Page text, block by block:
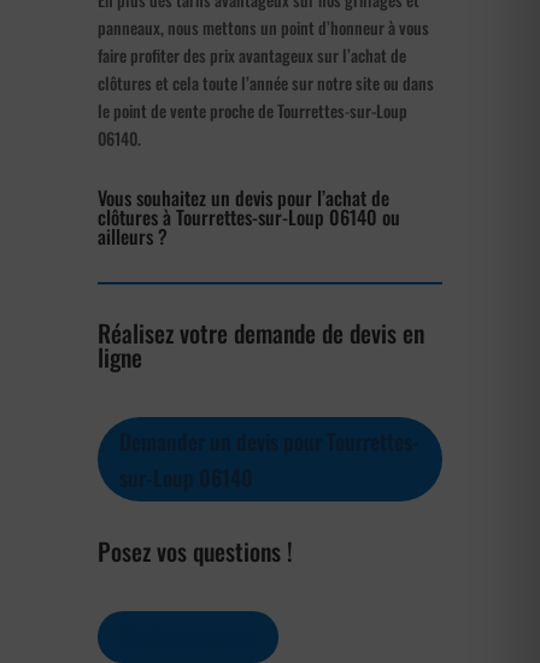
panneaux, nous mettons un point d’honneur à vous
faire profiter des prix avantageux sur l’achat de
clôtures et cela toute l’année sur notre site ou dans
le point de vente proche de Tourrettes-sur-Loup
06140.
Vous souhaitez un devis pour l’achat de
clôtures à Tourrettes-sur-Loup 06140 ou
ailleurs ?
Réalisez votre demande de devis en
ligne
Posez vos questions !